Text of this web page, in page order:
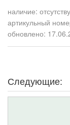
наличие:
артикульный
обновлено:
Следующие: